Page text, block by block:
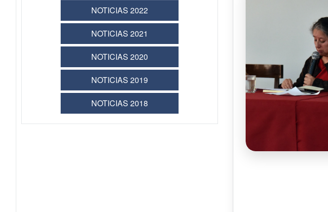
NOTICIAS 2022
NOTICIAS 2021
NOTICIAS 2020
NOTICIAS 2019
NOTICIAS 2018